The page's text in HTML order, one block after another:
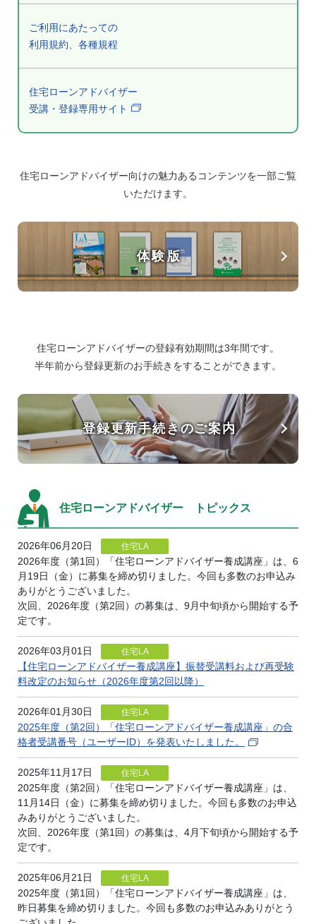
ご利用にあたっての
利用規約、各種規程
住宅ローンアドバイザー
受講・登録専用サイト
住宅ローンアドバイザー向けの魅力あるコンテンツを一部ご覧
いただけます。
体験版
住宅ローンアドバイザーの登録有効期間は3年間です。
半年前から登録更新のお手続きをすることができます。
登録更新手続きのご案内
住宅ローンアドバイザー トピックス
2026年06月20日 住宅LA
2026年度（第1回）「住宅ローンアドバイザー養成講座」は、6
月19日（金）に募集を締め切りました。今回も多数のお申込み
ありがとうございました。
次回、2026年度（第2回）の募集は、9月中旬頃から開始する予
定です。
2026年03月01日 住宅LA
【住宅ローンアドバイザー養成講座】振替受講料および再受験
料改定のお知らせ（2026年度第2回以降）
2026年01月30日 住宅LA
2025年度（第2回）「住宅ローンアドバイザー養成講座」の合
格者受講番号（ユーザーID）を発表いたしました。
2025年11月17日 住宅LA
2025年度（第2回）「住宅ローンアドバイザー養成講座」は、
11月14日（金）に募集を締め切りました。今回も多数のお申込
みありがとうございました。
次回、2026年度（第1回）の募集は、4月下旬頃から開始する予
定です。
2025年06月21日 住宅LA
2025年度（第1回）「住宅ローンアドバイザー養成講座」は、
昨日募集を締め切りました。今回も多数のお申込みありがとう